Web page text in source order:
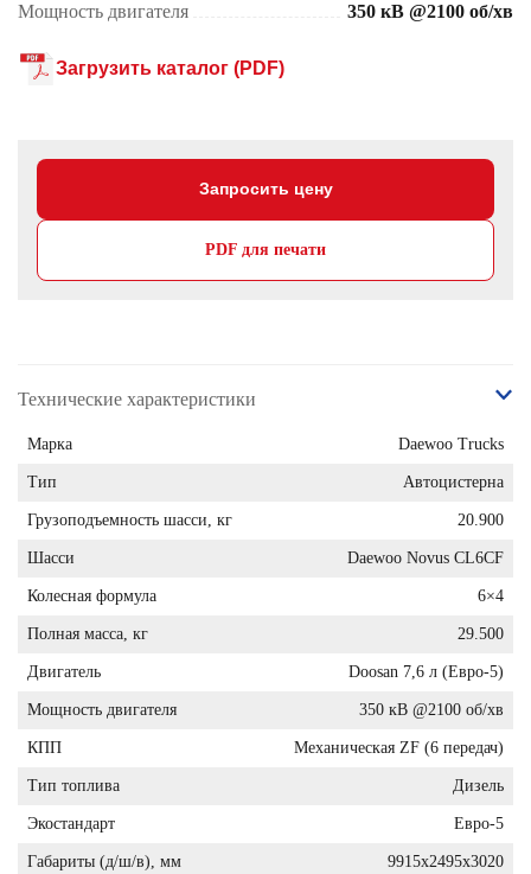
Мощность двигателя 350 кВ @2100 об/хв
Загрузить каталог (PDF)
Запросить цену
PDF для печати
Технические характеристики
Марка Daewoo Trucks
Тип Автоцистерна
Грузоподъемность шасси, кг 20.900
Шасси Daewoo Novus CL6CF
Колесная формула 6×4
Полная масса, кг 29.500
Двигатель Doosan 7,6 л (Евро-5)
Мощность двигателя 350 кВ @2100 об/хв
КПП Механическая ZF (6 передач)
Тип топлива Дизель
Экостандарт Евро-5
Габариты (д/ш/в), мм 9915x2495x3020